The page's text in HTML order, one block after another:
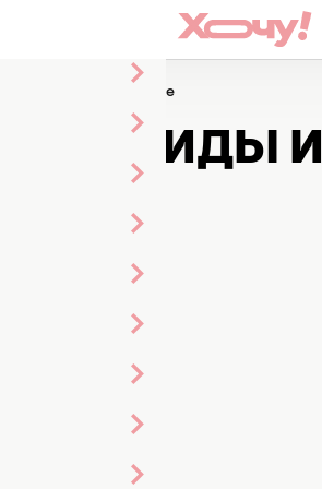
и предназначение
ВИДЫ И